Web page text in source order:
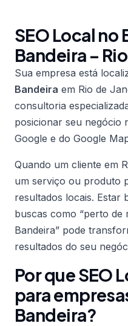
SEO Local no
Bandeira –
Sua empresa está
Bandeira em Rio de
consultoria
posicionar seu negócio
Google e do Google
Quando um cliente em
um serviço ou produto
resultados locais. Estar
buscas como “perto de
Bandeira” pode
resultados do seu
Por que SEO
para
Bandeira?